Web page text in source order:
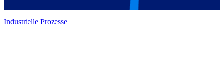
Industrielle Prozesse